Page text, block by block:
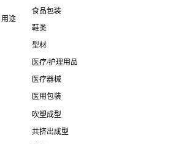
用途
食品包装
鞋类
型材
医疗/护理用品
医疗器械
医用包装
吹塑成型
共挤出成型